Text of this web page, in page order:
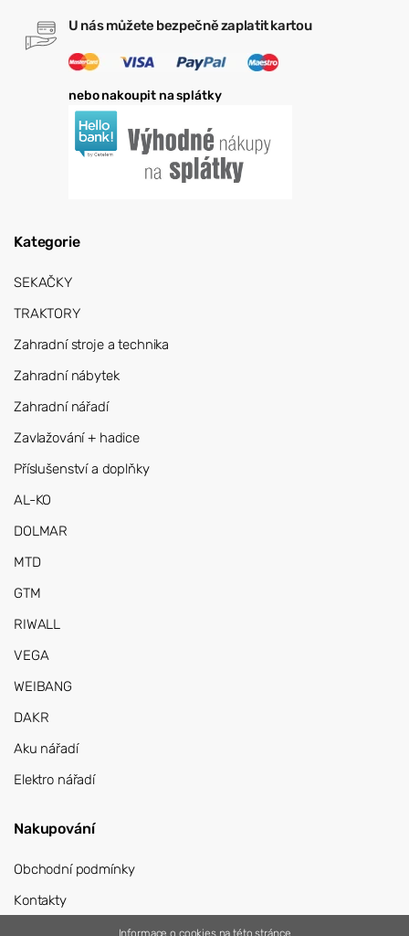
U nás můžete bezpečně zaplatit kartou
nebo nakoupit na splátky
Kategorie
SEKAČKY
TRAKTORY
Zahradní stroje a technika
Zahradní nábytek
Zahradní nářadí
Zavlažování + hadice
Příslušenství a doplňky
AL-KO
DOLMAR
MTD
GTM
RIWALL
VEGA
WEIBANG
DAKR
Aku nářadí
Elektro nářadí
Nakupování
Obchodní podmínky
Kontakty
Informace o cookies na této stránce